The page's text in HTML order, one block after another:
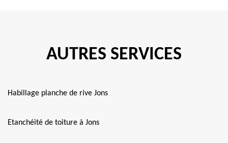
AUTRES SERVICES
Habillage planche de rive Jons
Etanchéité de toiture à Jons